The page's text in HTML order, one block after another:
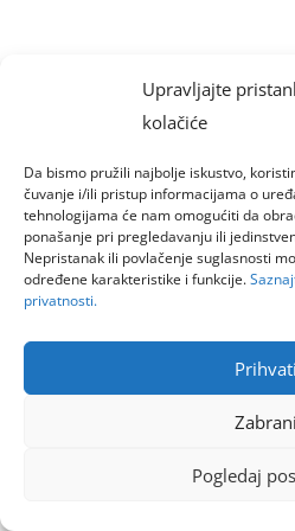
Upravljajte
kolačiće
Da bismo pružili najbolje iskustvo,
čuvanje i/ili pristup informacijama o
tehnologijama će nam omogućiti da
ponašanje pri pregledavanju ili
Nepristanak ili povlačenje suglasnosti
određene karakteristike i funkcije.
privatnosti.
Prihvati
Zabrani
Pogledaj